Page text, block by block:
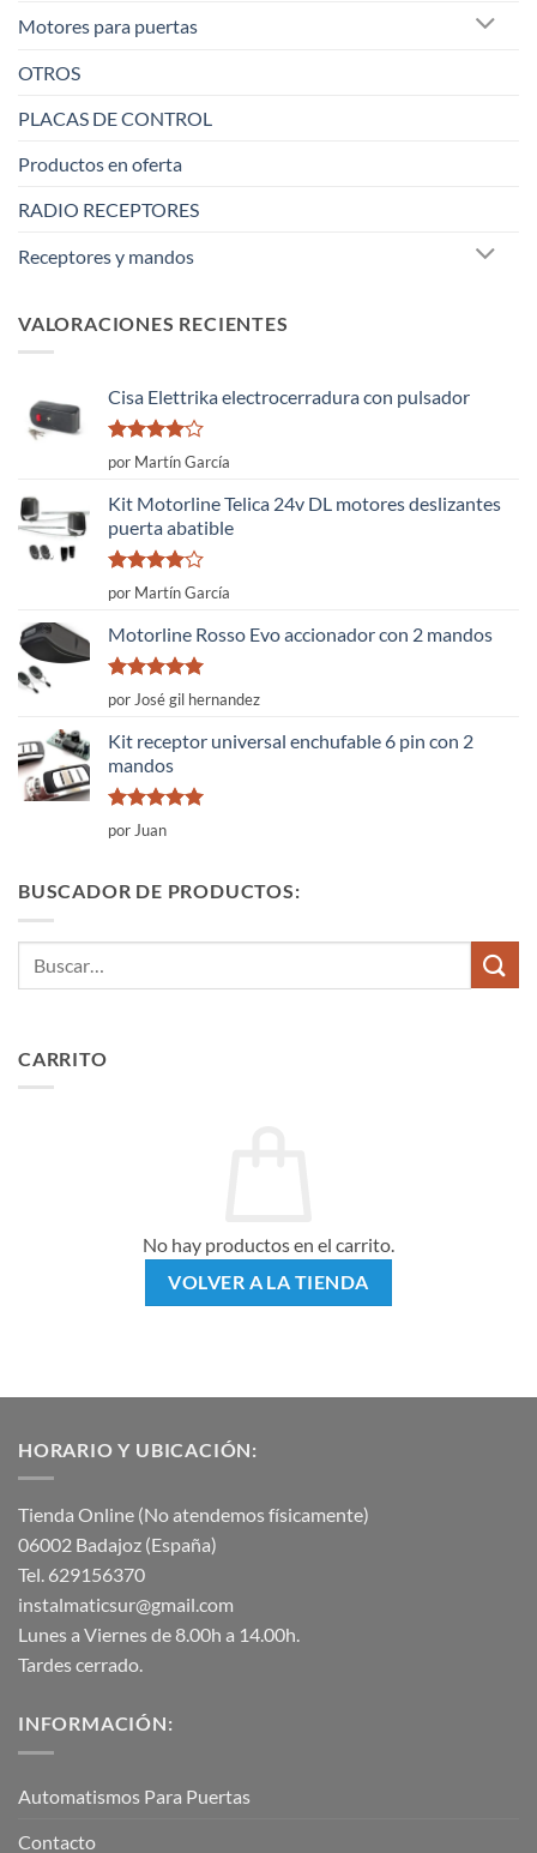
Motores para puertas
OTROS
PLACAS DE CONTROL
Productos en oferta
RADIO RECEPTORES
Receptores y mandos
VALORACIONES RECIENTES
Cisa Elettrika electrocerradura con pulsador
Valorado
con
5
por Martín García
Kit Motorline Telica 24v DL motores deslizantes
puerta abatible
Valorado
con
5
por Martín García
Motorline Rosso Evo accionador con 2 mandos
Valorado
con
de 5
por José gil hernandez
Kit receptor universal enchufable 6 pin con 2
mandos
Valorado
con
por Juan
BUSCADOR DE PRODUCTOS:
CARRITO
No hay productos en el carrito.
VOLVER A LA TIENDA
HORARIO Y UBICACIÓN:
Tienda Online (No atendemos físicamente)
06002 Badajoz (España)
Tel. 629156370
instalmaticsur@gmail.com
Lunes a Viernes de 8.00h a 14.00h.
Tardes cerrado.
INFORMACIÓN:
Automatismos Para Puertas
Contacto